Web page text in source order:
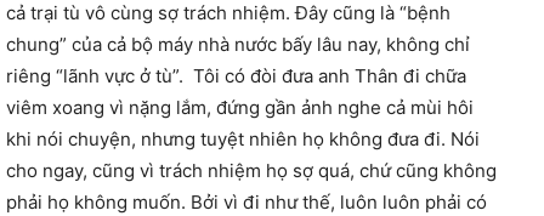
cả trại tù vô cùng sợ trách nhiệm. Đây cũng là “bệnh
chung” của cả bộ máy nhà nước bấy lâu nay, không chỉ
riêng “lãnh vực ở tù”. Tôi có đòi đưa anh Thân đi chữa
viêm xoang vì nặng lắm, đứng gần ảnh nghe cả mùi hôi
khi nói chuyện, nhưng tuyệt nhiên họ không đưa đi. Nói
cho ngay, cũng vì trách nhiệm họ sợ quá, chứ cũng không
phải họ không muốn. Bởi vì đi như thế, luôn luôn phải có